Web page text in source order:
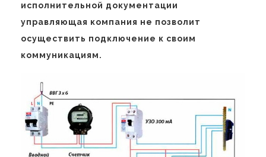
исполнительной документации
управляющая компания не позволит
осуществить подключение к своим
коммуникациям.